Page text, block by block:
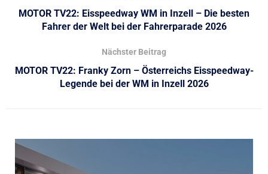
MOTOR TV22: Eisspeedway WM in Inzell – Die besten
Fahrer der Welt bei der Fahrerparade 2026
Nächster Beitrag
MOTOR TV22: Franky Zorn – Österreichs Eisspeedway-
Legende bei der WM in Inzell 2026